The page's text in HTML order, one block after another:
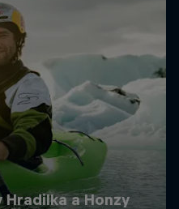
Hradilka a Honzy